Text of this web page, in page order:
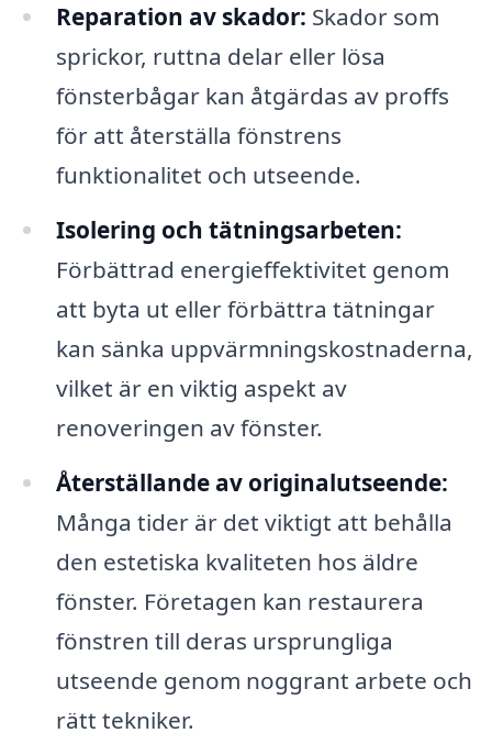
Reparation av skador: Skador som
sprickor, ruttna delar eller lösa
fönsterbågar kan åtgärdas av proffs
för att återställa fönstrens
funktionalitet och utseende.
Isolering och tätningsarbeten:
Förbättrad energieffektivitet genom
att byta ut eller förbättra tätningar
kan sänka uppvärmningskostnaderna,
vilket är en viktig aspekt av
renoveringen av fönster.
Återställande av originalutseende:
Många tider är det viktigt att behålla
den estetiska kvaliteten hos äldre
fönster. Företagen kan restaurera
fönstren till deras ursprungliga
utseende genom noggrant arbete och
rätt tekniker.